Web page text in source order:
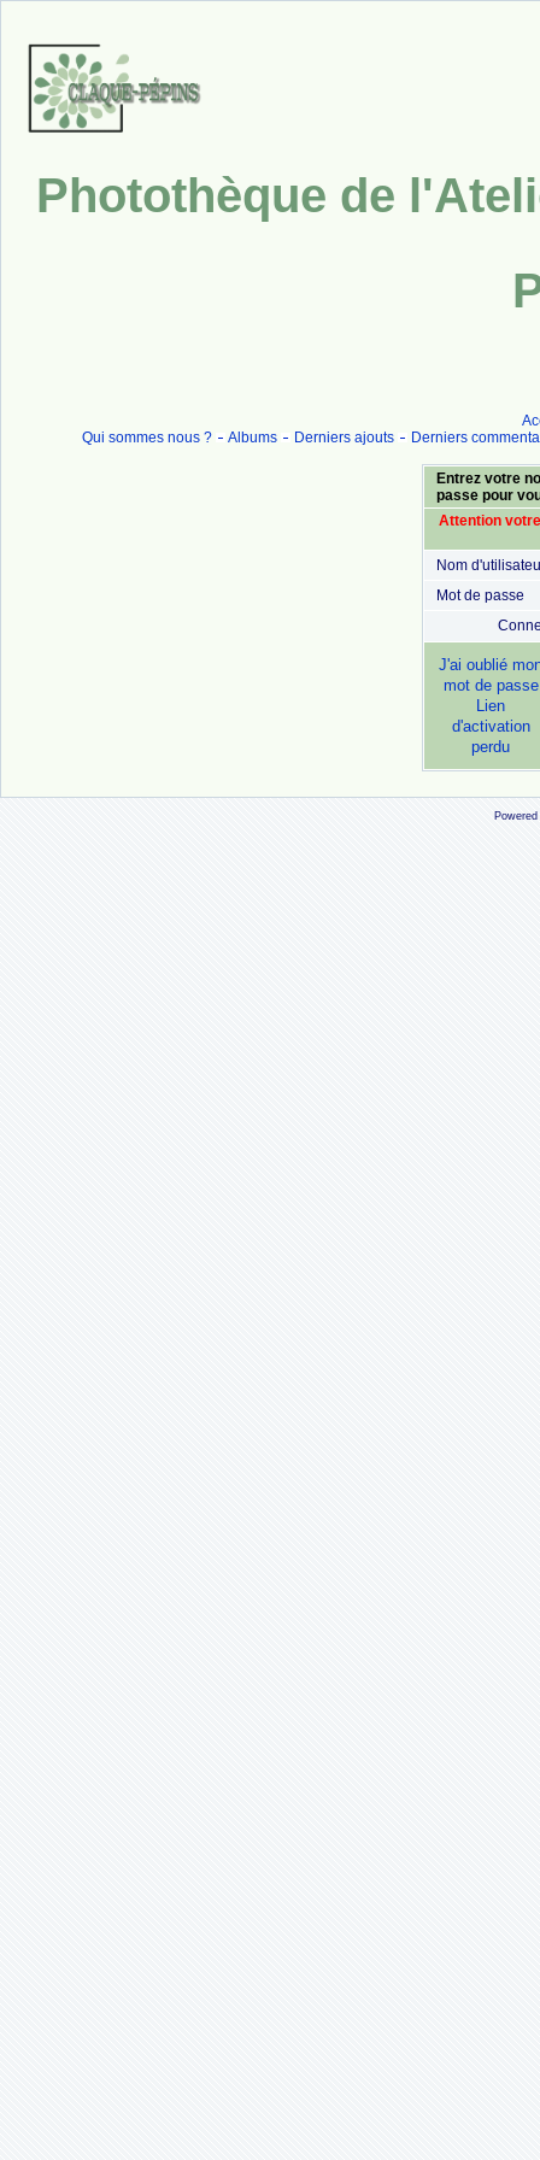
Photothèque de
Qui sommes nous ?
Albums Derniers ajouts Derniers
Entrez votre
passe pour
Attention
Nom
Mot de passe
J'ai oublié
mot de passe
Lien
d'activation
perdu